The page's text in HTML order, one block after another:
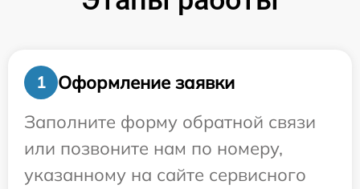
1
Оформление заявки
Заполните форму обратной связи
или позвоните нам по номеру,
указанному на сайте сервисного